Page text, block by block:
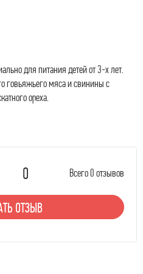
для питания детей от 3-х лет.
говьяжьего мяса и свинины с
ореха.
0 Всего 0 отзывов
ОТЗЫВ